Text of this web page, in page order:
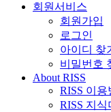
회원서비스
회원가입
로그인
아이디 찾
비밀번호
About RISS
RISS 이용
RISS 지식